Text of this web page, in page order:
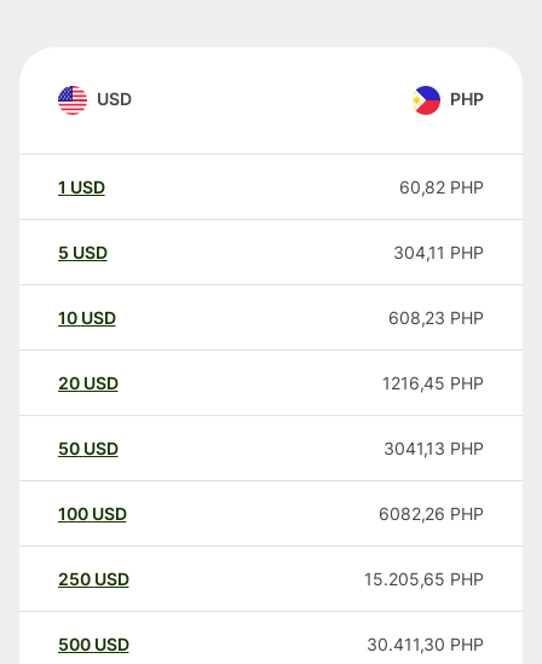
USD PHP
1 USD 60,82 PHP
5 USD 304,11 PHP
10 USD 608,23 PHP
20 USD 1216,45 PHP
50 USD 3041,13 PHP
100 USD 6082,26 PHP
250 USD 15.205,65 PHP
500 USD 30.411,30 PHP